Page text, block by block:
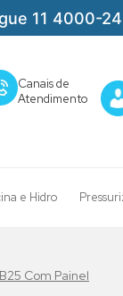
11 4000-
Canais de
Atendimento
e Hidro
Com Painel